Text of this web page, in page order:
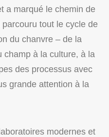
a marqué le chemin de
tout le cycle de
du chanvre – de la
champ à la culture, à la
des processus avec
grande attention à la
modernes et